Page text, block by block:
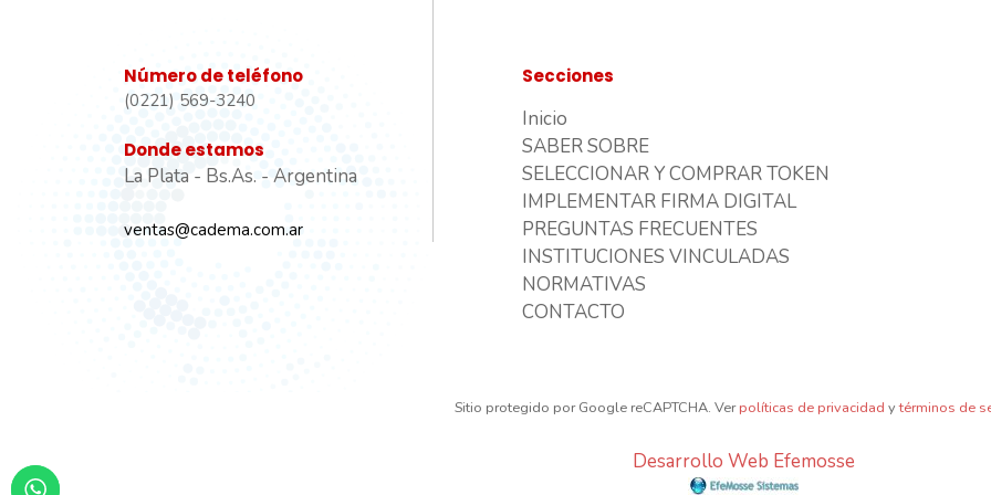
Número de teléfono
(0221) 569-3240
Donde estamos
La Plata - Bs.As. - Argentina
ventas@cadema.com.ar
Secciones
Inicio
SABER SOBRE
SELECCIONAR Y COMPRAR TOKEN
IMPLEMENTAR FIRMA DIGITAL
PREGUNTAS FRECUENTES
INSTITUCIONES VINCULADAS
NORMATIVAS
CONTACTO
Sitio protegido por Google reCAPTCHA. Verpolíticas de privacidad ytérminos de
Desarrollo Web Efemosse